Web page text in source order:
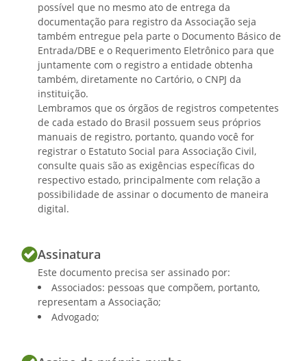
ompetências do(a) 1ºTesoureiro(a)
correspondem à: (i) manter, em
estabelecimentos bancários, juntamente
com o presidente, os valores da
Associação, podendo aplicá-los, ouvida a
Diretoria Executiva; (ii) assinar, em
conjunto com o Presidente, os cheques e
demais documentos bancários e
contábeis; (iii) efetuar os pagamentos
autorizados e recebimentos devidos à
associação; (iv) supervisionar o trabalho
da tesouraria e da contabilidade, (v)
apresentar ao Conselho Fiscal, os
bens da associação, apresentando-a,
quando solicitado, à Assembleia Geral.
Parágrafo Único.
Compete ao(à) 2º Tesoureiro(a),
possível que no mesmo ato de entrega da
documentação para registro da Associação seja
também entregue pela parte o Documento Básico de
Entrada/DBE e o Requerimento Eletrônico para que
juntamente com o registro a entidade obtenha
também, diretamente no Cartório, o CNPJ da
instituição.
Lembramos que os órgãos de registros competentes
de cada estado do Brasil possuem seus próprios
manuais de registro, portanto, quando você for
registrar o Estatuto Social para Associação Civil,
consulte quais são as exigências específicas do
respectivo estado, principalmente com relação a
possibilidade de assinar o documento de maneira
digital.
Assinatura
Este documento precisa ser assinado por:
Associados: pessoas que compõem, portanto,
representam a Associação;
Advogado;